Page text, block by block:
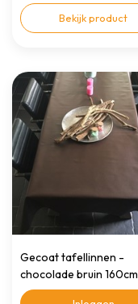
Bekijk product
Gecoat tafellinnen -
chocolade bruin 160cm
breed